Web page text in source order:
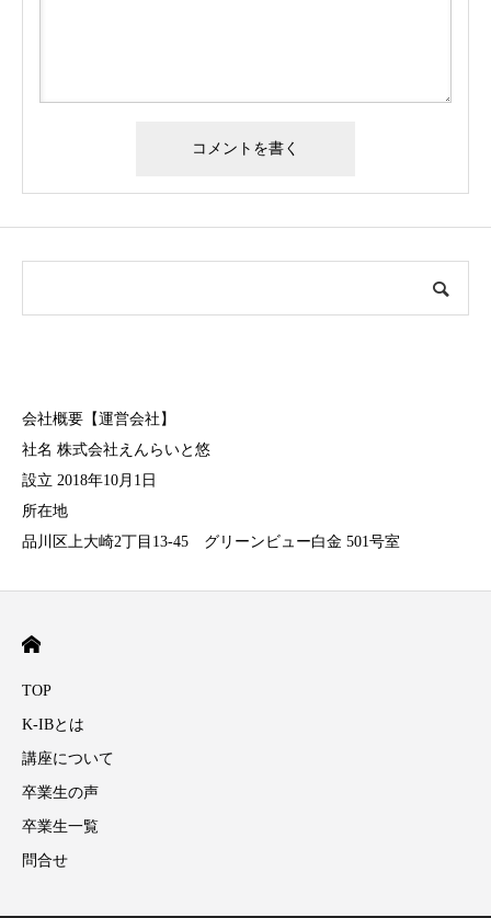
会社概要【運営会社】
社名 株式会社えんらいと悠
設立 2018年10月1日
所在地
品川区上大崎2丁目13-45 グリーンビュー白金 501号室
TOP
K-IBとは
講座について
卒業生の声
卒業生一覧
問合せ